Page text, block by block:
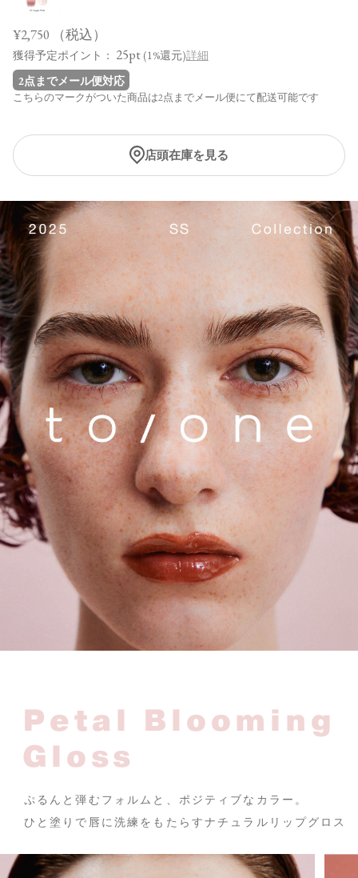
¥2,750 （税込）
獲得予定ポイント： 25pt (1%還元)詳細
2点までメール便対応
こちらのマークがついた商品は2点までメール便にて配送可能です
店頭在庫を見る
Petal Blooming
Gloss
ぷるんと弾むフォルムと、ポジティブなカラー。
ひと塗りで唇に洗練をもたらすナチュラルリップグロス